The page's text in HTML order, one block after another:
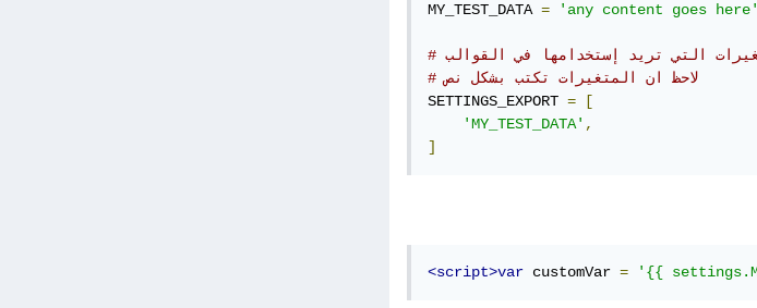
MY_TEST_DATA = 'any content goes here'
التي تريد إستخدامها في القوالب
# لاحظ ان المتغيرات تكتب بشكل نص
SETTINGS_EXPORT =
[
'MY_TEST_DATA' ,
]
<script>var customVar = '{{